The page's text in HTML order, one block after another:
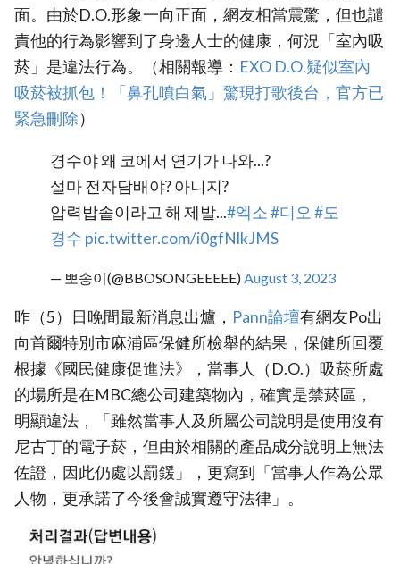
面。由於D.O.形象一向正面，網友相當震驚，但也譴
責他的行為影響到了身邊人士的健康，何況「室內吸
菸」是違法行為。（相關報導： EXO D.O.疑似室內
吸菸被抓包！「鼻孔噴白氣」驚現打歌後台，官方已
緊急刪除‎）
경수야 왜 코에서 연기가 나와...?
설마 전자담배야? 아니지?
압력밥솥이라고 해 제발...#엑소#디오 #도
경수 pic.twitter.com/i0gfNlkJMS
— 뽀송이(@BBOSONGEEEEE) August 3, 2023
昨（5）日晚間最新消息出爐， Pann論壇有網友Po出
向首爾特別市麻浦區保健所檢舉的結果，保健所回覆
根據《國民健康促進法》，當事人（D.O.）吸菸所處
的場所是在MBC總公司建築物內，確實是禁菸區，
明顯違法，「雖然當事人及所屬公司說明是使用沒有
尼古丁的電子菸，但由於相關的產品成分說明上無法
佐證，因此仍處以罰鍰」，更寫到「當事人作為公眾
人物，更承諾了今後會誠實遵守法律」。